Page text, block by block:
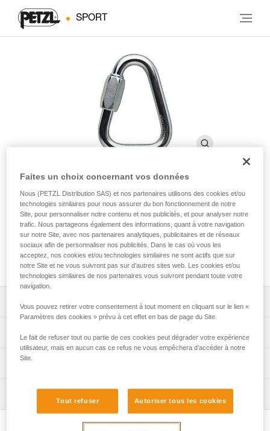
SPORT
DELTA
Maillon rapide triangulaire
Maillon rapide triangulaire.
Poids: 150 g
Résistance petit axe: 10 kN
Certification(s): CE EN 12275
Informations techniques
Faites un choix concernant vos données
Nous (PETZL Distribution SAS) et nos partenaires utilisons des cookies et/ou
technologies similaires pour nous assurer du bon fonctionnement de notre
Site, pour personnaliser notre contenu et nos publicités, et pour analyser notre
trafic. Nous partageons également des informations, quant à votre navigation
sur notre Site, avec nos partenaires analytiques, publicitaires et de réseaux
sociaux afin de personnaliser nos publicités. Dans le cas où vous les
acceptez, nos cookies et/ou technologies similaires ne sont actifs que sur
notre Site et ne vous suivront pas sur d’autres sites web. Les cookies et/ou
technologies similaires de nos partenaires vous suivront pendant toute votre
navigation.
Vous pouvez retirer votre consentement à tout moment en cliquant sur le lien «
Paramètres des cookies » prévu à cet effet en bas de page du Site.
Le fait de refuser tout ou partie de ces cookies peut dégrader votre expérience
utilisateur, mais en aucun cas ce refus ne vous empêchera d’accéder à notre
Site.
Tout refuser Autoriser tous les cookies